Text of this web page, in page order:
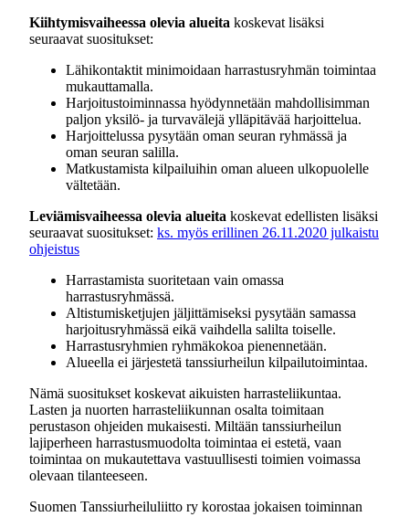
Kiihtymisvaiheessa olevia alueita koskevat lisäksi
seuraavat suositukset:
Lähikontaktit minimoidaan harrastusryhmän toimintaa
mukauttamalla.
Harjoitustoiminnassa hyödynnetään mahdollisimman
paljon yksilö- ja turvavälejä ylläpitävää harjoittelua.
Harjoittelussa pysytään oman seuran ryhmässä ja
oman seuran salilla.
Matkustamista kilpailuihin oman alueen ulkopuolelle
vältetään.
Leviämisvaiheessa olevia alueita koskevat edellisten lisäksi
seuraavat suositukset: ks. myös erillinen 26.11.2020 julkaistu
ohjeistus
Harrastamista suoritetaan vain omassa
harrastusryhmässä.
Altistumisketjujen jäljittämiseksi pysytään samassa
harjoitusryhmässä eikä vaihdella salilta toiselle.
Harrastusryhmien ryhmäkokoa pienennetään.
Alueella ei järjestetä tanssiurheilun kilpailutoimintaa.
Nämä suositukset koskevat aikuisten harrasteliikuntaa.
Lasten ja nuorten harrasteliikunnan osalta toimitaan
perustason ohjeiden mukaisesti. Miltään tanssiurheilun
lajiperheen harrastusmuodolta toimintaa ei estetä, vaan
toimintaa on mukautettava vastuullisesti toimien voimassa
olevaan tilanteeseen.
Suomen Tanssiurheiluliitto ry korostaa jokaisen toiminnan